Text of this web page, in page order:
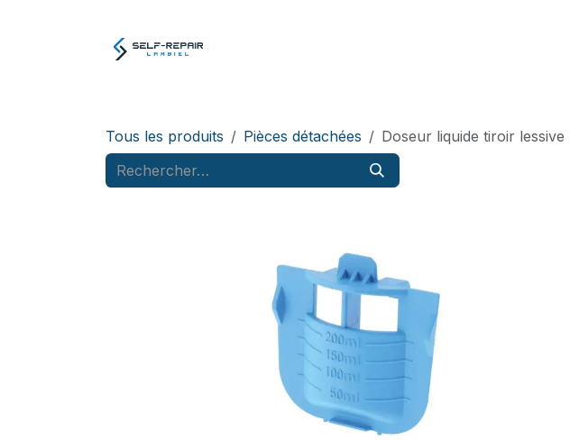
Tous les produits Pièces détachées Doseur liquide tiroir